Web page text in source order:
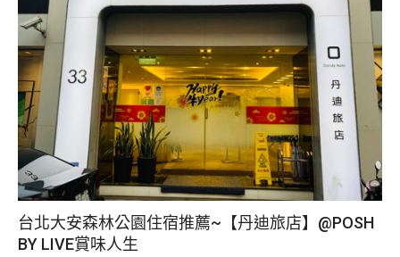
台北大安森林公園住宿推薦~【丹迪旅店】@POSH
BY LIVE賞味人生